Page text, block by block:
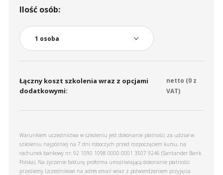
Ilość osób:
Łączny koszt szkolenia wraz z opcjami
dodatkowymi:
netto (0z
VAT)
Warunkiem uczestnictwa w szkoleniu jest dokonanie płatności za udział w
szkoleniu najpóźniej na 7 dni roboczych przed rozpoczęciem kursu, na
rachunek bankowy nr: 92 1090 1098 0000 0001 3507 9246 (Santander Bank
Polska). Na życzenie fakturę proforma umożliwiającą dokonanie płatności
prześlemy Uczestnikowi na adres email wraz z potwierdzeniem przyjęcia